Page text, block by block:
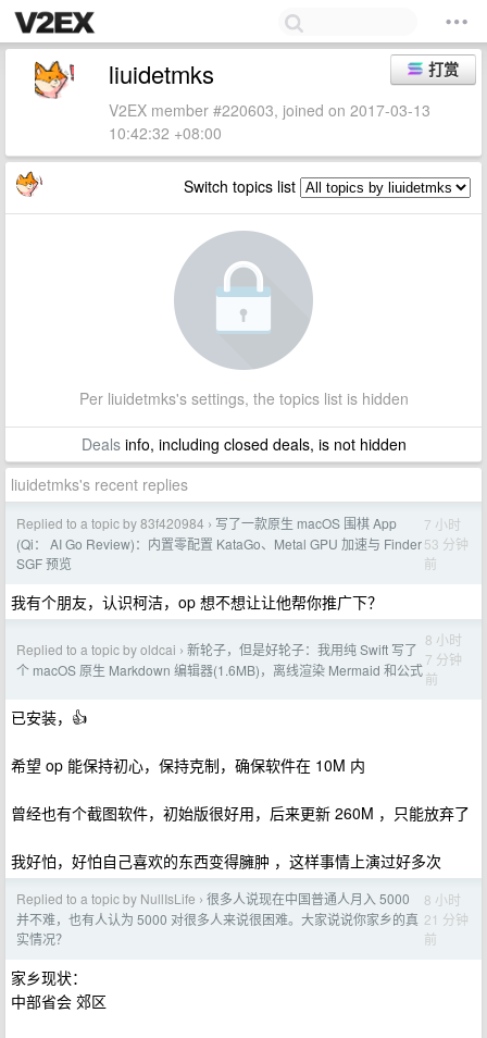
打赏
liuidetmks
V2EX member #220603, joined on 2017-03-13
10:42:32 +08:00
Switch topics list
Per liuidetmks's settings, the topics list is hidden
Dealsinfo, including closed deals, is not hidden
liuidetmks's recent replies
Replied to a topic by 83f420984 › 写了一款原生 macOS 围棋 App
(Qi： AI Go Review)：内置零配置 KataGo、Metal GPU 加速与 Finder
SGF 预览
7 小时
53 分钟
前
我有个朋友，认识柯洁，op 想不想让让他帮你推广下？
Replied to a topic by oldcai › 新轮子，但是好轮子：我用纯 Swift 写了
个 macOS 原生 Markdown 编辑器(1.6MB)，离线渲染 Mermaid 和公式
8 小时
7 分钟
前
已安装，👍
希望 op 能保持初心，保持克制，确保软件在 10M 内
曾经也有个截图软件，初始版很好用，后来更新 260M ，只能放弃了
我好怕，好怕自己喜欢的东西变得臃肿 ，这样事情上演过好多次
Replied to a topic by NullIsLife › 很多人说现在中国普通人月入 5000
并不难，也有人认为 5000 对很多人来说很困难。大家说说你家乡的真
实情况？
8 小时
21 分钟
前
家乡现状：
中部省会 郊区